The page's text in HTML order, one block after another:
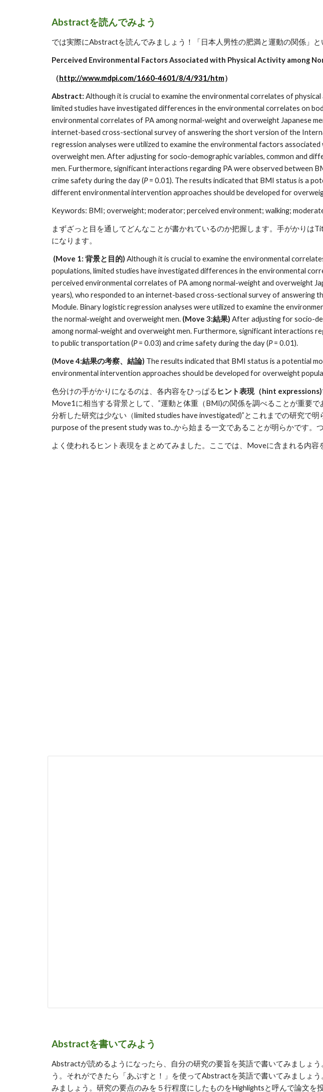
Abstractを読んでみよう
では実際にAbstractを読んでみましょう！「日本人男性の肥満と運動の関係」
Perceived Environmental Factors Associated with Physical Activity among
（http://www.mdpi.com/1660-4601/8/4/931/htm）
Abstract: Although it is crucial to examine the environmental correlates of
limited studies have investigated differences in the environmental correlates on
environmental correlates of PA among normal-weight and overweight Japanese
internet-based cross-sectional survey of answering the short version of the
regression analyses were utilized to examine the environmental factors
overweight men. After adjusting for socio-demographic variables, common and
men. Furthermore, significant interactions regarding PA were observed between
crime safety during the day (P = 0.01). The results indicated that BMI status is a
different environmental intervention approaches should be developed for
Keywords: BMI; overweight; moderator; perceived environment; walking;
まずざっと目を通してどんなことが書かれているのか把握します。手がかり
になります。
(Move 1: 背景と目的) Although it is crucial to examine the environmental
populations, limited studies have investigated differences in the environmental
perceived environmental correlates of PA among normal-weight and overweight
years), who responded to an internet-based cross-sectional survey of
Module. Binary logistic regression analyses were utilized to examine the
the normal-weight and overweight men. (Move 3:結果) After adjusting for socio-
among normal-weight and overweight men. Furthermore, significant interactions
to public transportation (P = 0.03) and crime safety during the day (P = 0.01).
(Move 4:結果の考察、結論) The results indicated that BMI status is a potential
environmental intervention approaches should be developed for overweight
色分けの手がかりになるのは、各内容をひっぱる ヒント表現（hint expressions)
Move1に相当する背景として、”運動と体重（BMI)の関係を調べることが重要
分析した研究は少ない（limited studies have investigated)”とこれまでの研究で
purpose of the present study was to..から始まる一文であることが明らかです。
よく使われるヒント表現をまとめてみました。ここでは、Moveに含まれる内容
Abstractを書いてみよう
Abstractが読めるようになったら、自分の研究の要旨を英語で書いてみましょ
う。それができたら「あぶすと！」を使ってAbstractを英語で書いてみましょ
みましょう。研究の要点のみを５行程度にしたものをHighlightsと呼んで論文